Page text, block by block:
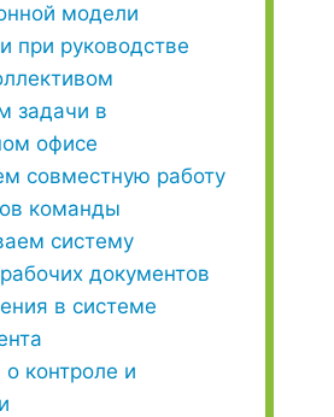
модели
при руководстве
задачи в
офисе
совместную работу
команды
систему
документов
в системе
контроле и